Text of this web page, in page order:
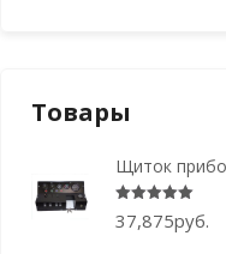
Товары
Щиток
Оценка5.00 из 5
37,875руб.